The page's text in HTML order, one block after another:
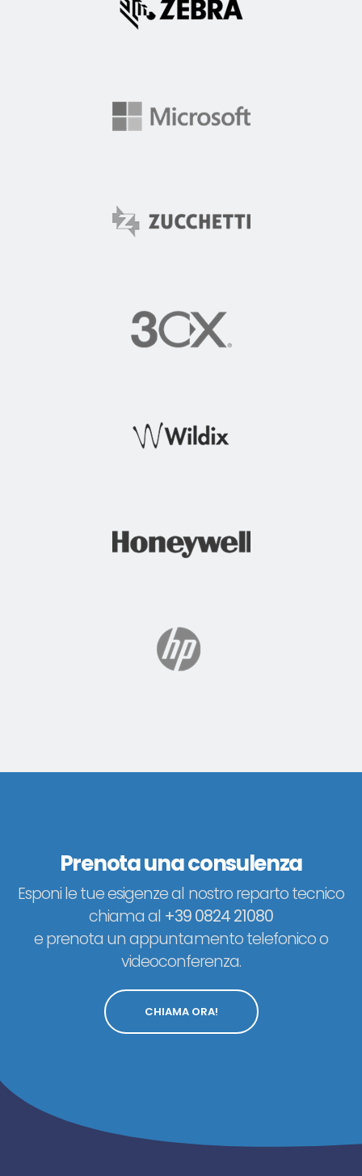
Prenota una consulenza
Esponi le tue esigenze al nostro reparto tecnico
chiama al +39 0824 21080
e prenota un appuntamento telefonico o
videoconferenza.
CHIAMA ORA!